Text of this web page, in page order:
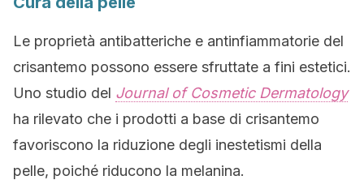
Le proprietà antibatteriche e antinfiammatorie del
crisantemo possono essere sfruttate a fini estetici.
Uno studio del Journal of Cosmetic Dermatology
ha rilevato che i prodotti a base di crisantemo
favoriscono la riduzione degli inestetismi della
pelle, poiché riducono la melanina.